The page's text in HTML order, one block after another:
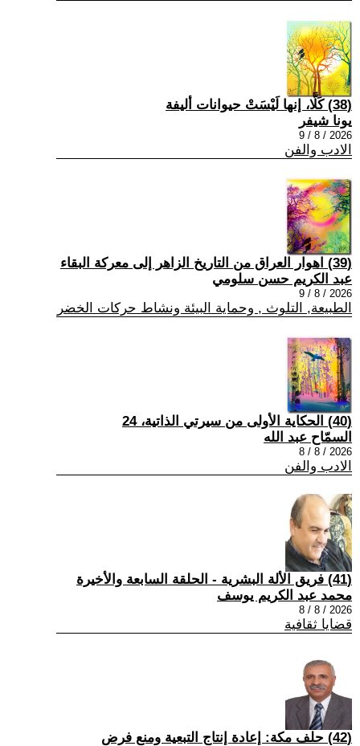
(38) كَلَّا، إنها لَيْسَتْ حيوانات أليفة
يونا شيفر
2026 / 8 / 9
الادب والفن
(39) اهوار العراق من التاريخ الزاهر إلى معركة البقاء
عبد الكريم حسن سلومي
2026 / 8 / 9
الطبيعة, التلوث , وحماية البيئة ونشاط حركات الخضر
(40) الحكاية الأولى من سيرتي الذاتية، 24
السمّاح عبد الله
2026 / 8 / 8
الادب والفن
(41) فريق الألة البشرية - الحلقة السابعة والأخيرة
محمد عبد الكريم يوسف
2026 / 8 / 8
قضايا ثقافية
(42) حلف مكة: إعادة إنتاج التبعية ومنع فرض